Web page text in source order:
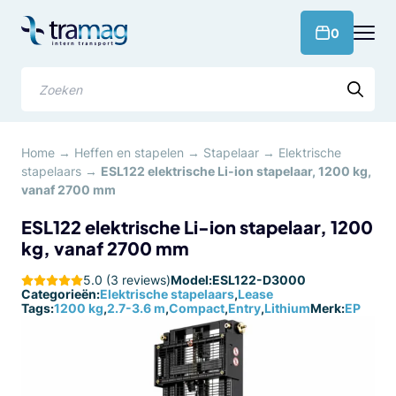
naar
0
Home → Heffen en stapelen → Stapelaar → Elektrische
stapelaars → ESL122 elektrische Li-ion stapelaar, 1200 kg,
vanaf 2700 mm
ESL122 elektrische Li-ion stapelaar, 1200
kg, vanaf 2700 mm
5.0 (3 reviews)Model:ESL122-D3000
Categorieën:Elektrische stapelaars,Lease
Tags:1200 kg,2.7-3.6 m,Compact,Entry,LithiumMerk:EP